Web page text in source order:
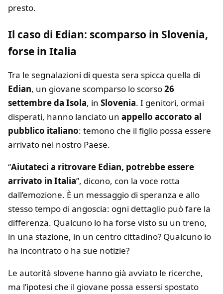
presto.
Il caso di Edian: scomparso in Slovenia,
forse in Italia
Tra le segnalazioni di questa sera spicca quella di
Edian, un giovane scomparso lo scorso26
settembre da Isola, in Slovenia. I genitori, ormai
disperati, hanno lanciato un appello accorato al
pubblico italiano: temono che il figlio possa essere
arrivato nel nostro Paese.
“Aiutateci a ritrovare Edian, potrebbe essere
arrivato in Italia”, dicono, con la voce rotta
dall’emozione. È un messaggio di speranza e allo
stesso tempo di angoscia: ogni dettaglio può fare la
differenza. Qualcuno lo ha forse visto su un treno,
in una stazione, in un centro cittadino? Qualcuno lo
ha incontrato o ha sue notizie?
Le autorità slovene hanno già avviato le ricerche,
ma l’ipotesi che il giovane possa essersi spostato